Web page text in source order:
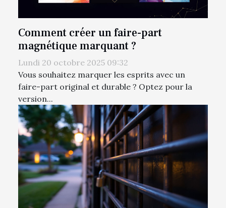
Comment créer un faire-part
magnétique marquant ?
Lundi 20 octobre 2025 09:32
Vous souhaitez marquer les esprits avec un
faire-part original et durable ? Optez pour la
version...